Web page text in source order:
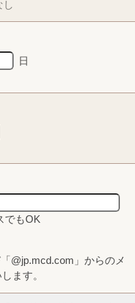
し
日
でもOK
@jp.mcd.com」からのメ
ます。